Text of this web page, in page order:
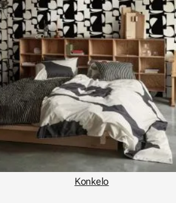
Konkelo